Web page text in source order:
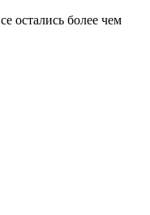
остались более чем